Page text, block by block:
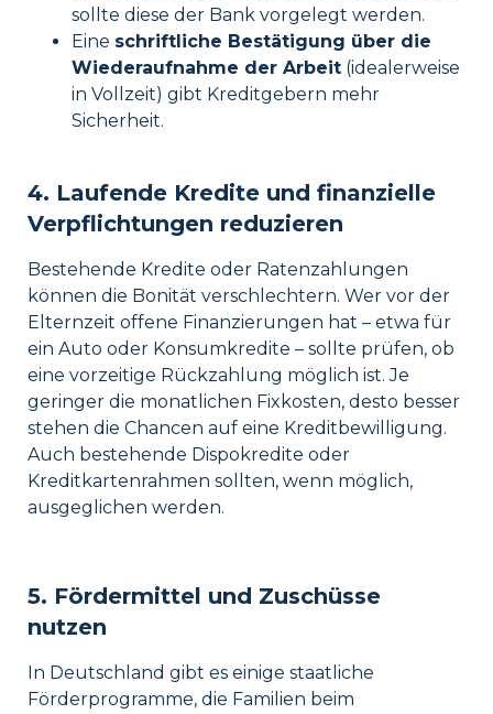
sollte diese der Bank vorgelegt werden.
Eine schriftliche Bestätigung über die
Wiederaufnahme der Arbeit (idealerweise
in Vollzeit) gibt Kreditgebern mehr
Sicherheit.
4. Laufende Kredite und finanzielle
Verpflichtungen reduzieren
Bestehende Kredite oder Ratenzahlungen
können die Bonität verschlechtern. Wer vor der
Elternzeit offene Finanzierungen hat – etwa für
ein Auto oder Konsumkredite – sollte prüfen, ob
eine vorzeitige Rückzahlung möglich ist. Je
geringer die monatlichen Fixkosten, desto besser
stehen die Chancen auf eine Kreditbewilligung.
Auch bestehende Dispokredite oder
Kreditkartenrahmen sollten, wenn möglich,
ausgeglichen werden.
5. Fördermittel und Zuschüsse
nutzen
In Deutschland gibt es einige staatliche
Förderprogramme, die Familien beim